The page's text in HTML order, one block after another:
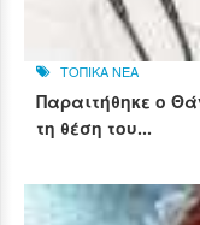
ΤΟΠΙΚΑ ΝΕΑ
Παραιτήθηκε ο
τη θέση του...